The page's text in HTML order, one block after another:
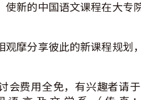
新的中国语文课程在大专
摩分享彼此的新课程规划
会费用全免，有兴趣者请